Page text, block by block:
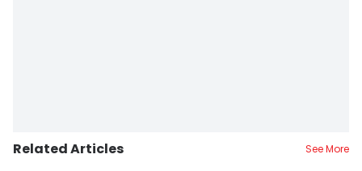
Related Articles See More